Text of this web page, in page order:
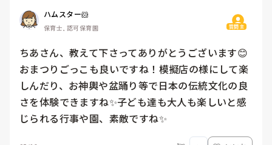
ハムスター🐹
保育士, 認可保育園 質問主
ちあさん、教えて下さってありがとうございます😊
おまつりごっこも良いですね！模擬店の様にして楽
しんだり、お神輿や盆踊り等で日本の伝統文化の良
さを体験できますね✨子ども達も大人も楽しいと感
じられる行事や園、素敵ですね✨